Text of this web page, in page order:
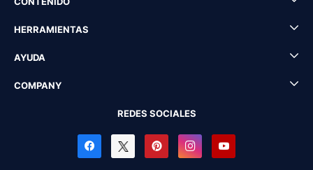
HERRAMIENTAS
AYUDA
COMPANY
REDES SOCIALES